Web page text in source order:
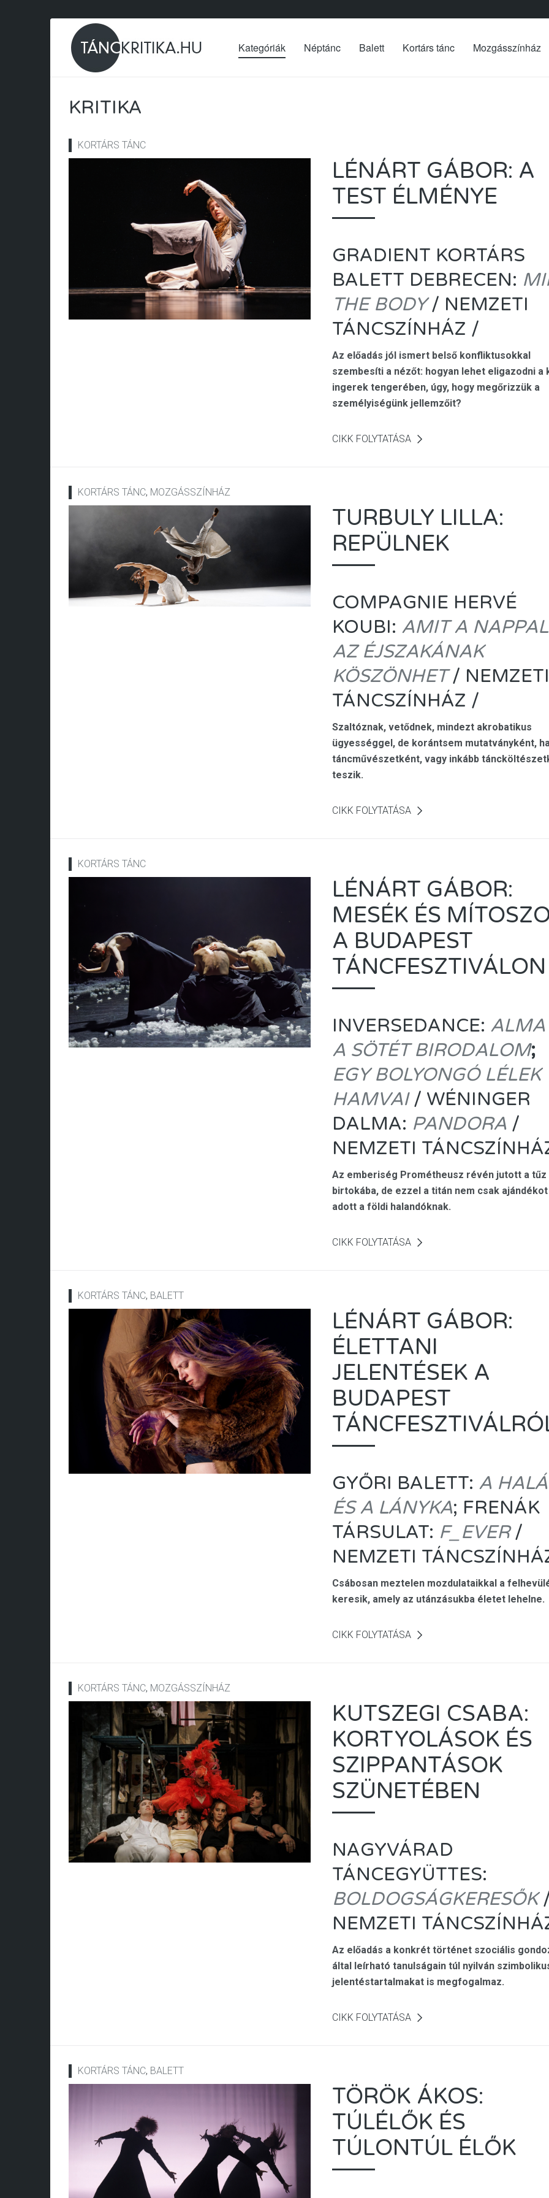
Kategóriák Néptánc Balett Kortárs tánc Mozgásszínház
KRITIKA
KORTÁRS TÁNC
LÉNÁRT GÁBOR: A
TEST ÉLMÉNYE
GRADIENT KORTÁRS
BALETT DEBRECEN:
THE BODY/ NEMZETI
TÁNCSZÍNHÁZ /
Az előadás jól ismert belső konfliktusokkal
szembesíti a nézőt: hogyan lehet eligazodni a
ingerek tengerében, úgy, hogy megőrizzük a
személyiségünk jellemzőit?
CIKK FOLYTATÁSA
KORTÁRS TÁNC, MOZGÁSSZÍNHÁZ
TURBULY LILLA:
REPÜLNEK
COMPAGNIE HERVÉ
KOUBI: AMIT A NAPPAL
AZ ÉJSZAKÁNAK
KÖSZÖNHET/ NEMZETI
TÁNCSZÍNHÁZ /
Szaltóznak, vetődnek, mindezt akrobatikus
ügyességgel, de korántsem mutatványként,
táncművészetként, vagy inkább
teszik.
CIKK FOLYTATÁSA
KORTÁRS TÁNC
LÉNÁRT GÁBOR:
MESÉK ÉS
A BUDAPEST
TÁNCFESZTIVÁLON
INVERSEDANCE:
A SÖTÉT BIRODALOM;
EGY BOLYONGÓ LÉLEK
HAMVAI/ WÉNINGER
DALMA: PANDORA /
NEMZETI
Az emberiség Prométheusz révén jutott a tűz
birtokába, de ezzel a titán nem csak ajándékot
adott a földi halandóknak.
CIKK FOLYTATÁSA
KORTÁRS TÁNC, BALETT
LÉNÁRT GÁBOR:
ÉLETTANI
JELENTÉSEK A
BUDAPEST
GYŐRI BALETT: A
ÉS A LÁNYKA; FRENÁK
TÁRSULAT: F_EVER/
NEMZETI
Csábosan meztelen mozdulataikkal a
keresik, amely az utánzásukba életet lehelne.
CIKK FOLYTATÁSA
KORTÁRS TÁNC, MOZGÁSSZÍNHÁZ
KUTSZEGI CSABA:
KORTYOLÁSOK ÉS
SZIPPANTÁSOK
SZÜNETÉBEN
NAGYVÁRAD
TÁNCEGYÜTTES:
BOLDOGSÁGKERESŐK
NEMZETI
Az előadás a konkrét történet szociális
által leírható tanulságain túl nyilván
jelentéstartalmakat is megfogalmaz.
CIKK FOLYTATÁSA
KORTÁRS TÁNC, BALETT
TÖRÖK ÁKOS:
TÚLÉLŐK ÉS
TÚLONTÚL ÉLŐK